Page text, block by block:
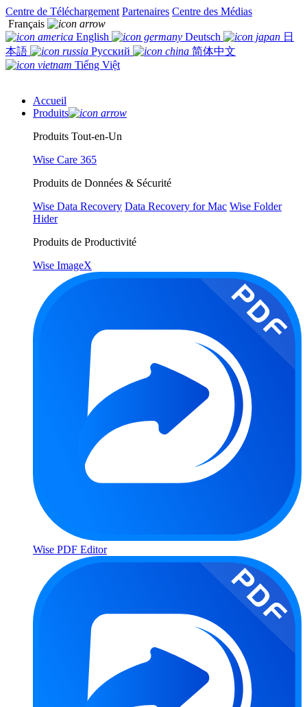
Centre de Téléchargement Partenaires Centre des Médias
Français
English
Deutsch
日
本語
Русский
简体中文
Tiếng Việt
Accueil
Produits
Produits Tout-en-Un
Wise Care 365
Produits de Données & Sécurité
Wise Data Recovery Data Recovery for Mac Wise Folder
Hider
Produits de Productivité
Wise ImageX
Wise PDF Editor